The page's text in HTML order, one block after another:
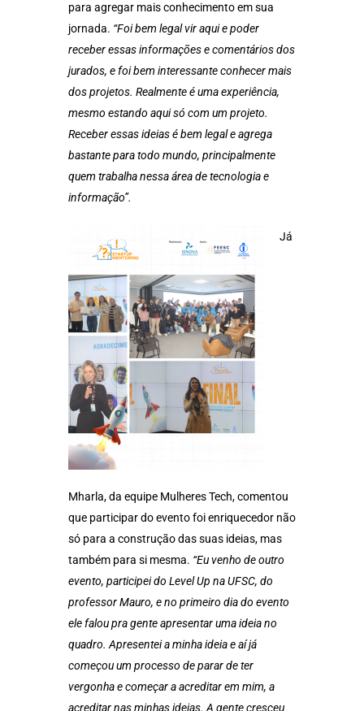
para agregar mais conhecimento em sua
jornada. “Foi bem legal vir aqui e poder
receber essas informações e comentários dos
jurados, e foi bem interessante conhecer mais
dos projetos. Realmente é uma experiência,
mesmo estando aqui só com um projeto.
Receber essas ideias é bem legal e agrega
bastante para todo mundo, principalmente
quem trabalha nessa área de tecnologia e
informação”.
Já
Mharla, da equipe Mulheres Tech, comentou
que participar do evento foi enriquecedor não
só para a construção das suas ideias, mas
também para si mesma. “Eu venho de outro
evento, participei do Level Up na UFSC, do
professor Mauro, e no primeiro dia do evento
ele falou pra gente apresentar uma ideia no
quadro. Apresentei a minha ideia e aí já
começou um processo de parar de ter
vergonha e começar a acreditar em mim, a
acreditar nas minhas ideias. A gente cresceu